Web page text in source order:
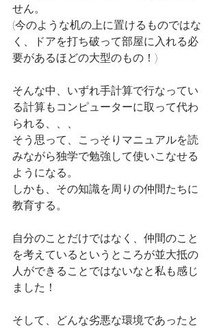
せん。
(今のような机の上に置けるものではな
く、ドアを打ち破って部屋に入れる必
要があるほどの大型のもの！)
そんな中、いずれ手計算で行なってい
る計算もコンピューターに取って代わ
られる、、、
そう思って、こっそりマニュアルを読
みながら独学で勉強して使いこなせる
ようになる。
しかも、その知識を周りの仲間たちに
教育する。
自分のことだけではなく、仲間のこと
を考えているというところが並大抵の
人ができることではないなと私も感じ
ました！
そして、どんな劣悪な環境であったと